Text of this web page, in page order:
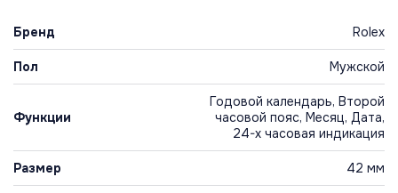
Бренд Rolex
Пол Мужской
Функции
Годовой календарь, Второй
часовой пояс, Месяц, Дата,
24-х часовая индикация
Размер 42 мм